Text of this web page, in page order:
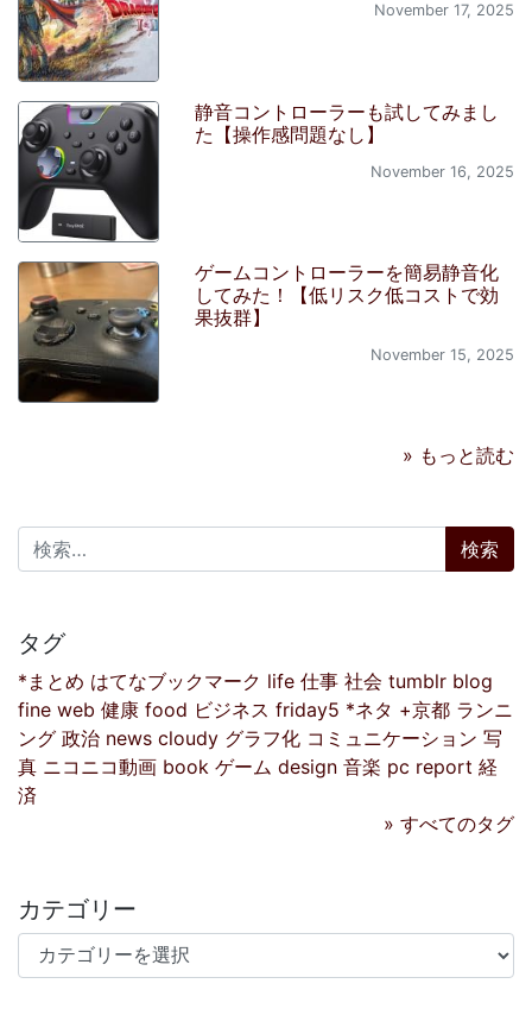
November 17, 2025
静音コントローラーも試してみまし
た【操作感問題なし】
November 16, 2025
ゲームコントローラーを簡易静音化
してみた！【低リスク低コストで効
果抜群】
November 15, 2025
» もっと読む
検索:
タグ
*まとめ はてなブックマーク life 仕事 社会 tumblr blog
fine web 健康 food ビジネス friday5 *ネタ +京都 ランニ
ング 政治 news cloudy グラフ化 コミュニケーション 写
真 ニコニコ動画 book ゲーム design 音楽 pc report 経
済
» すべてのタグ
カテゴリー
カテゴリー